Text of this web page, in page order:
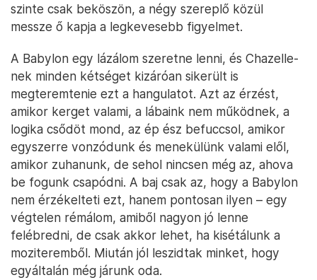
szinte csak beköszön, a négy szereplő közül
messze ő kapja a legkevesebb figyelmet.
A Babylon egy lázálom szeretne lenni, és Chazelle-
nek minden kétséget kizáróan sikerült is
megteremtenie ezt a hangulatot. Azt az érzést,
amikor kerget valami, a lábaink nem működnek, a
logika csődöt mond, az ép ész befuccsol, amikor
egyszerre vonzódunk és menekülünk valami elől,
amikor zuhanunk, de sehol nincsen még az, ahova
be fogunk csapódni. A baj csak az, hogy a Babylon
nem érzékelteti ezt, hanem pontosan ilyen – egy
végtelen rémálom, amiből nagyon jó lenne
felébredni, de csak akkor lehet, ha kisétálunk a
moziteremből. Miután jól leszidtak minket, hogy
egyáltalán még járunk oda.